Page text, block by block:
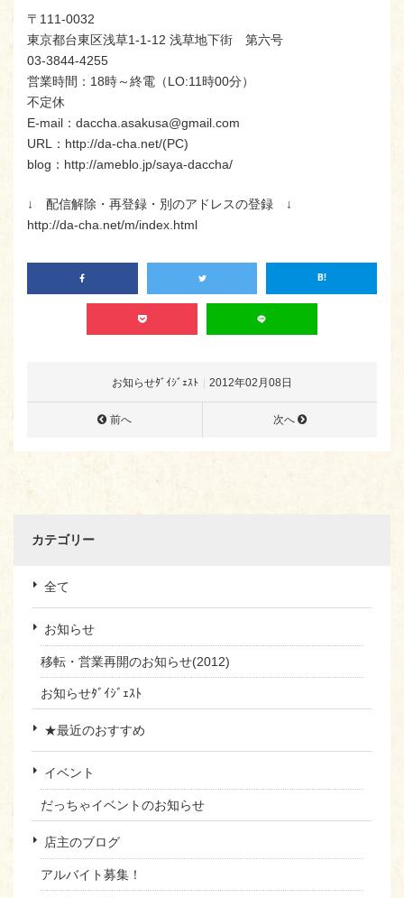
〒111-0032
東京都台東区浅草1-1-12 浅草地下街 第六号
03-3844-4255
営業時間：18時～終電（LO:11時00分）
不定休
E-mail：daccha.asakusa@gmail.com
URL：http://da-cha.net/(PC)
blog：http://ameblo.jp/saya-daccha/
↓ 配信解除・再登録・別のアドレスの登録 ↓
http://da-cha.net/m/index.html
お知らせﾀﾞｲｼﾞｪｽﾄ 2012年02月08日
前へ 次へ
カテゴリー
全て
お知らせ
移転・営業再開のお知らせ(2012)
お知らせﾀﾞｲｼﾞｪｽﾄ
★最近のおすすめ
イベント
だっちゃイベントのお知らせ
店主のブログ
アルバイト募集！